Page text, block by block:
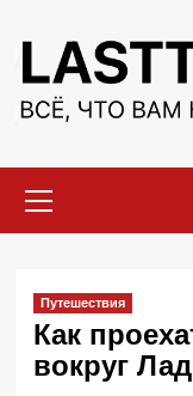
содержимому
меню
Путешествия
Как
вокруг